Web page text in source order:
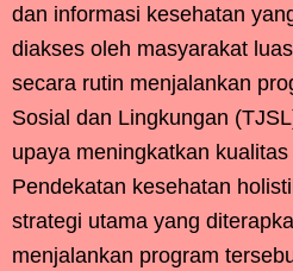
dan informasi kesehatan
diakses oleh masyarakat
secara rutin menjalankan
Sosial dan Lingkungan
upaya meningkatkan
Pendekatan kesehatan
strategi utama yang
menjalankan program